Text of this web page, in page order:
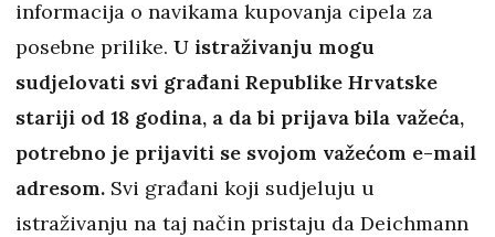
informacija o navikama kupovanja cipela za
posebne prilike. U istraživanju mogu
sudjelovati svi građani Republike Hrvatske
stariji od 18 godina, a da bi prijava bila važeća,
potrebno je prijaviti se svojom važećom e-mail
adresom. Svi građani koji sudjeluju u
istraživanju na taj način pristaju da Deichmann